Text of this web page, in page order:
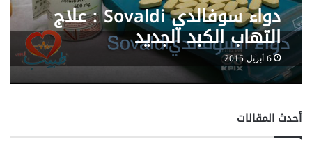
دواء سوفالدي Sovaldi : علاج
التهاب الكبد الجديد
6 أبريل 2015
أحدث المقالات